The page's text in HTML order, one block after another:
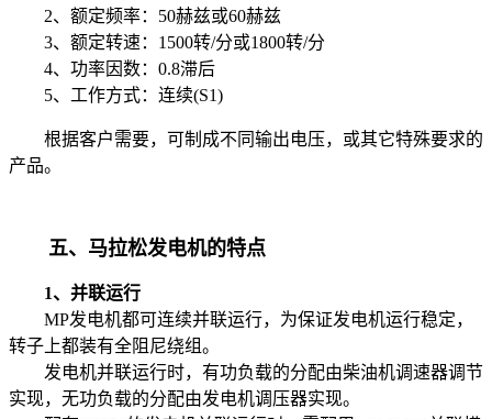
2、额定频率：50赫兹或60赫兹
3、额定转速：1500转/分或1800转/分
4、功率因数：0.8滞后
5、工作方式：连续(S1)
根据客户需要，可制成不同输出电压，或其它特殊要求的
产品。
五、 马拉松发电机的特点
1、并联运行
MP发电机都可连续并联运行，为保证发电机运行稳定，
转子上都装有全阻尼绕组。
发电机并联运行时，有功负载的分配由柴油机调速器调节
实现，无功负载的分配由发电机调压器实现。